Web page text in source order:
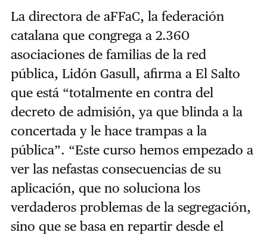
La directora de aFFaC, la federación
catalana que congrega a 2.360
asociaciones de familias de la red
pública, Lidón Gasull, afirma a El Salto
que está “totalmente en contra del
decreto de admisión, ya que blinda a la
concertada y le hace trampas a la
pública”. “Este curso hemos empezado a
ver las nefastas consecuencias de su
aplicación, que no soluciona los
verdaderos problemas de la segregación,
sino que se basa en repartir desde el